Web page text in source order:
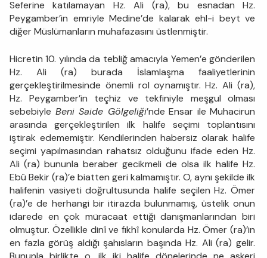
Seferine katılamayan Hz. Ali (ra), bu esnadan Hz.
Peygamber’in emriyle Medine’de kalarak ehl-i beyt ve
diğer Müslümanların muhafazasını üstlenmiştir.
Hicretin 10. yılında da tebliğ amacıyla Yemen’e gönderilen
Hz. Ali (ra) burada İslamlaşma faaliyetlerinin
gerçekleştirilmesinde önemli rol oynamıştır. Hz. Ali (ra),
Hz. Peygamber’in teçhiz ve tekfiniyle meşgul olması
sebebiyle Beni Saide Gölgeliği’nde Ensar ile Muhacirun
arasında gerçekleştirilen ilk halife seçimi toplantısını
iştirak edememiştir. Kendilerinden habersiz olarak halife
seçimi yapılmasından rahatsız olduğunu ifade eden Hz.
Ali (ra) bununla beraber gecikmeli de olsa ilk halife Hz.
Ebû Bekir (ra)’e biatten geri kalmamıştır. O, aynı şekilde ilk
halifenin vasiyeti doğrultusunda halife seçilen Hz. Ömer
(ra)’e de herhangi bir itirazda bulunmamış, üstelik onun
idarede en çok müracaat ettiği danışmanlarından biri
olmuştur. Özellikle dinî ve fıkhî konularda Hz. Ömer (ra)’in
en fazla görüş aldığı şahısların başında Hz. Ali (ra) gelir.